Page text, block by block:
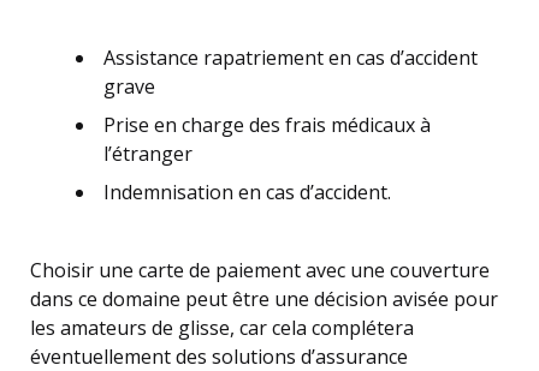
Assistance rapatriement en cas d’accident
grave
Prise en charge des frais médicaux à
l’étranger
Indemnisation en cas d’accident.
Choisir une carte de paiement avec une couverture
dans ce domaine peut être une décision avisée pour
les amateurs de glisse, car cela complétera
éventuellement des solutions d’assurance